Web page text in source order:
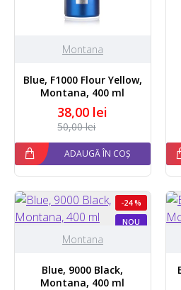
Montana
Blue, F1000 Flour Yellow,
Montana, 400 ml
38,00 lei
50,00 lei
ADAUGĂ ÎN COȘ
NOU
-24 %
Montana
Blue, 9000 Black,
Montana, 400 ml